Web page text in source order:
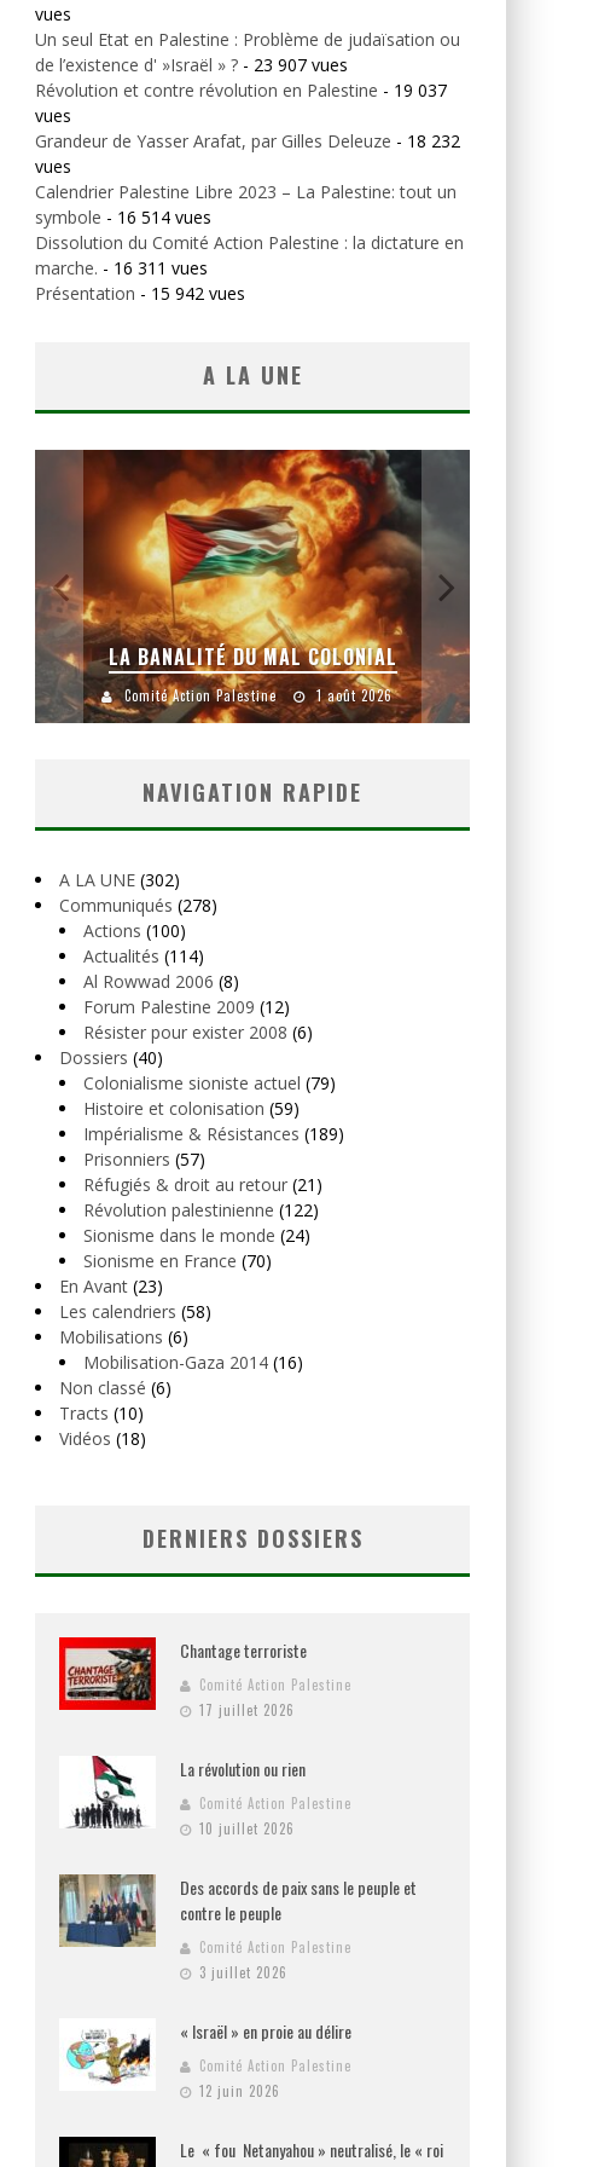
vues
Un seul Etat en Palestine : Problème de judaïsation ou
de l’existence d' »Israël » ? - 23 907 vues
Révolution et contre révolution en Palestine - 19 037
vues
Grandeur de Yasser Arafat, par Gilles Deleuze - 18 232
vues
Calendrier Palestine Libre 2023 – La Palestine: tout un
symbole - 16 514 vues
Dissolution du Comité Action Palestine : la dictature en
marche. - 16 311 vues
Présentation - 15 942 vues
A LA UNE
LA BANALITÉ DU MAL COLONIAL
Comité Action Palestine 1 août 2026
NAVIGATION RAPIDE
A LA UNE (302)
Communiqués (278)
Actions (100)
Actualités (114)
Al Rowwad 2006 (8)
Forum Palestine 2009 (12)
Résister pour exister 2008 (6)
Dossiers (40)
Colonialisme sioniste actuel (79)
Histoire et colonisation (59)
Impérialisme & Résistances (189)
Prisonniers (57)
Réfugiés & droit au retour (21)
Révolution palestinienne (122)
Sionisme dans le monde (24)
Sionisme en France (70)
En Avant (23)
Les calendriers (58)
Mobilisations (6)
Mobilisation-Gaza 2014 (16)
Non classé (6)
Tracts (10)
Vidéos (18)
DERNIERS DOSSIERS
Chantage terroriste
Comité Action Palestine
17 juillet 2026
La révolution ou rien
Comité Action Palestine
10 juillet 2026
Des accords de paix sans le peuple et
contre le peuple
Comité Action Palestine
3 juillet 2026
« Israël » en proie au délire
Comité Action Palestine
12 juin 2026
Le « fou Netanyahou » neutralisé, le « roi